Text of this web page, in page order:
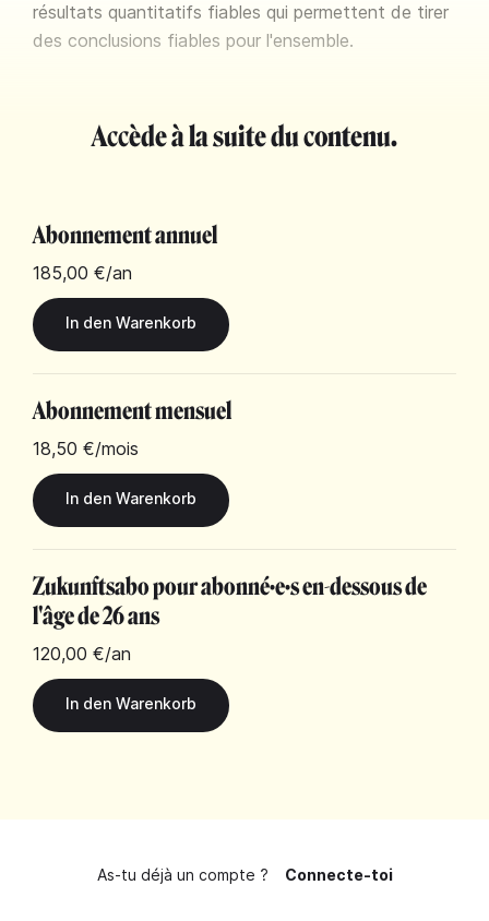
résultats quantitatifs fiables qui permettent de tirer
des conclusions fiables pour l'ensemble.
Accède à la suite du contenu.
Abonnement annuel
185,00 €/an
Abonnement mensuel
18,50 €/mois
Zukunftsabo pour abonné·e·s en-dessous de
l'âge de 26 ans
120,00 €/an
As-tu déjà un compte ? Connecte-toi